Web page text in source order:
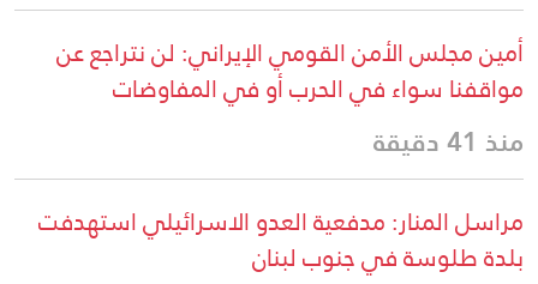
أمين مجلس الأمن القومي الإيراني: لن نتراجع عن
مواقفنا سواء في الحرب أو في المفاوضات
منذ 41 دقيقة
مراسل المنار: مدفعية العدو الاسرائيلي استهدفت
بلدة طلوسة في جنوب لبنان